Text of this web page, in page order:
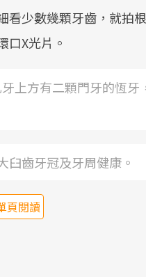
看少數幾顆牙齒，就拍
口X光片。
上方有二顆門牙的恆牙
臼齒牙冠及牙周健康。
頁閱讀